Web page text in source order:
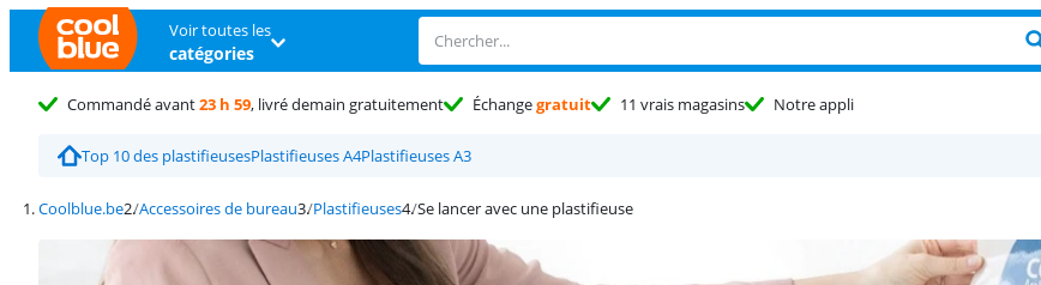
Voir toutes les
catégories
Commandé avant23 h 59, livré demain gratuitement Échangegratuit 11 vrais magasins Notre appli
Top 10 des plastifieusesPlastifieuses A4Plastifieuses A3
Coolblue.be Accessoires de bureau Plastifieuses Se lancer avec une plastifieuse